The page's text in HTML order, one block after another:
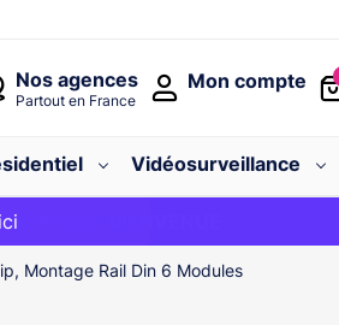
Nos agences
Partout en France
Mon compte
Vidéosurveillance
le code
Montage Rail Din 6 Modules